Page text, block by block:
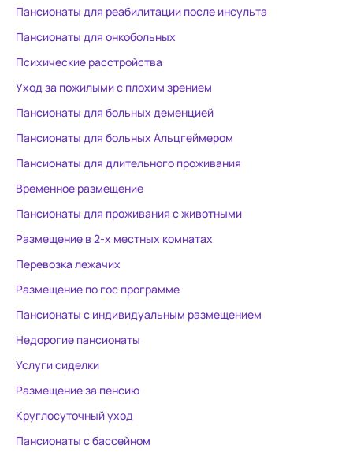
каждой комнате. Уход очень
Пансионаты для реабилитации после инсульта
Пансионаты для онкобольных
Психические расстройства
Уход за пожилыми с плохим зрением
Пансионаты для больных деменцией
Пансионаты для больных Альцгеймером
Пансионаты для длительного проживания
Временное размещение
Пансионаты для проживания с животными
Размещение в 2-х местных комнатах
Перевозка лежачих
Размещение по гос программе
Пансионаты с индивидуальным размещением
Недорогие пансионаты
Услуги сиделки
Размещение за пенсию
Круглосуточный уход
Пансионаты с бассейном